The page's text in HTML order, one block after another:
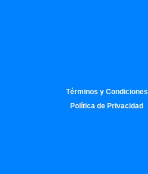
Términos y Condiciones
Política de Privacidad